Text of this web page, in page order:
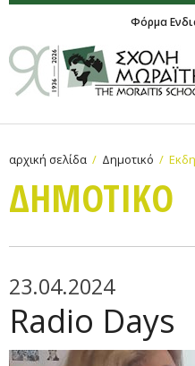
Φόρμα
αρχική σελίδα Δημοτικό
ΔΗΜΟΤΙΚΟ
23.04.2024
Radio Days